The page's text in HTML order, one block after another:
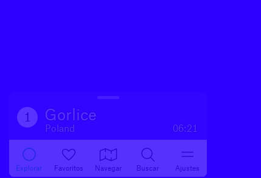
1 Gorlice
Poland 06:21
Explorar Favoritos Navegar Buscar Ajustes